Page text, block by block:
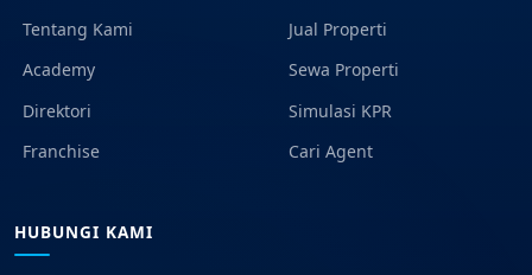
Tentang Kami
Academy
Direktori
Franchise
Jual Properti
Sewa Properti
Simulasi KPR
Cari Agent
HUBUNGI KAMI